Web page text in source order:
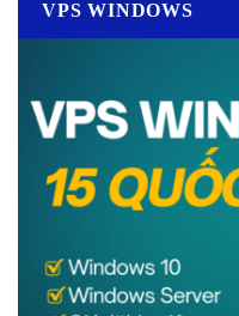
VPS WINDOWS